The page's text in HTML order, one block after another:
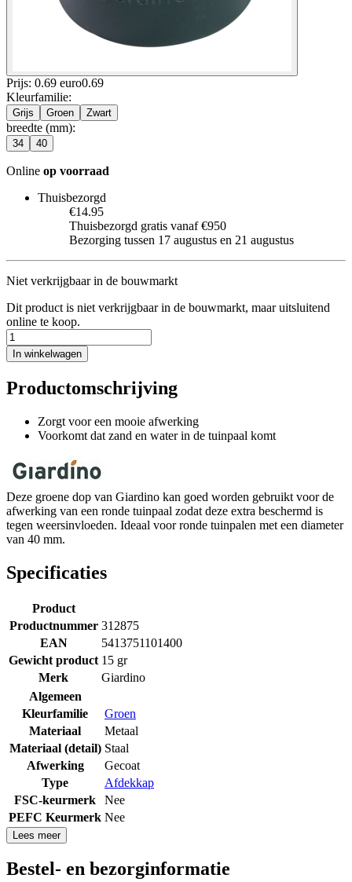
Prijs: 0.69 euro0.69
Kleurfamilie:
Grijs Groen Zwart
breedte (mm):
34 40
Online op voorraad
Thuisbezorgd
€14.95
Thuisbezorgd gratis vanaf €950
Bezorging tussen 17 augustus en 21 augustus
Niet verkrijgbaar in de bouwmarkt
Dit product is niet verkrijgbaar in de bouwmarkt, maar uitsluitend
online te koop.
In winkelwagen
Productomschrijving
Zorgt voor een mooie afwerking
Voorkomt dat zand en water in de tuinpaal komt
Deze groene dop van Giardino kan goed worden gebruikt voor de
afwerking van een ronde tuinpaal zodat deze extra beschermd is
tegen weersinvloeden. Ideaal voor ronde tuinpalen met een diameter
van 40 mm.
Specificaties
Product
Productnummer 312875
EAN
5413751101400
Gewicht product 15 gr
Merk
Giardino
Algemeen
Kleurfamilie
Groen
Materiaal
Metaal
Materiaal (detail) Staal
Afwerking
Gecoat
Type
Afdekkap
FSC-keurmerk
Nee
PEFC Keurmerk Nee
Lees meer
Bestel- en bezorginformatie